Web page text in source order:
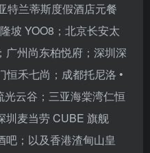
特兰蒂斯度假酒店元餐
坡 YOO8；北京长安太
广州尚东柏悦府；深圳深
恒禾七尚；成都托尼洛 •
光云谷；三亚海棠湾仁恒
圳麦当劳 CUBE 旗舰
吧；以及香港渣甸山皇